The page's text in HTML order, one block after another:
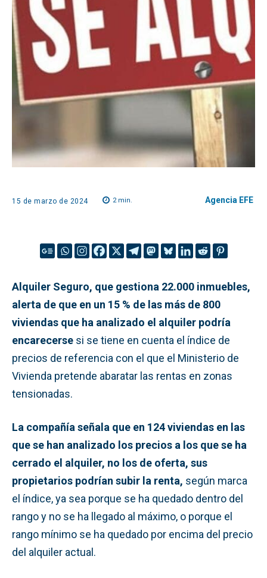
15 de marzo de 2024 2min. Agencia EFE
Alquiler Seguro, que gestiona 22.000 inmuebles,
alerta de que en un 15 % de las más de 800
viviendas que ha analizado el alquiler podría
encarecerse si se tiene en cuenta el índice de
precios de referencia con el que el Ministerio de
Vivienda pretende abaratar las rentas en zonas
tensionadas.
La compañía señala que en 124 viviendas en las
que se han analizado los precios a los que se ha
cerrado el alquiler, no los de oferta, sus
propietarios podrían subir la renta, según marca
el índice, ya sea porque se ha quedado dentro del
rango y no se ha llegado al máximo, o porque el
rango mínimo se ha quedado por encima del precio
del alquiler actual.